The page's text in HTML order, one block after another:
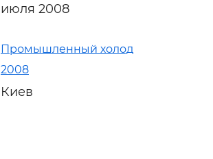
июля 2008
Промышленный холод
2008
Киев